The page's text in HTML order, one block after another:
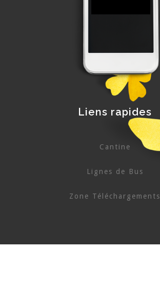
Liens rapides
Cantine
Lignes de Bus
Zone Téléchargements